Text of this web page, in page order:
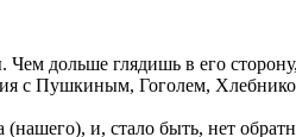
дольше глядишь в его
с Пушкиным, Гоголем,
и, стало быть, нет